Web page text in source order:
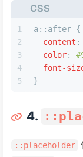
CSS
1
2
3
4
5
a::after {
content :
color:
font-
}
4.
::placeholder